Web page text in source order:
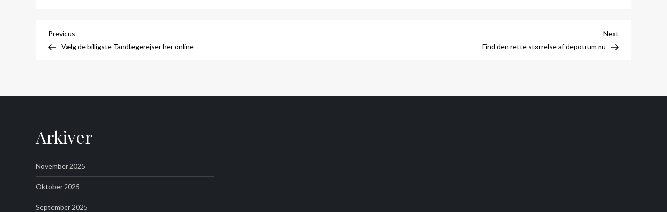
Indlægsnavigation
Previous
Post
Previous
Vælg de billigste Tandlægerejser her online
Post
Next
Find den rette størrelse af depotrum nu
Arkiver
November 2025
Oktober 2025
September 2025